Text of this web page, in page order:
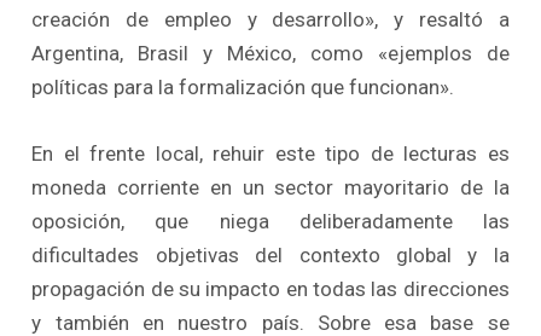
creación de empleo y desarrollo», y resaltó a
Argentina, Brasil y México, como «ejemplos de
políticas para la formalización que funcionan».
En el frente local, rehuir este tipo de lecturas es
moneda corriente en un sector mayoritario de la
oposición, que niega deliberadamente las
dificultades objetivas del contexto global y la
propagación de su impacto en todas las direcciones
y también en nuestro país. Sobre esa base se